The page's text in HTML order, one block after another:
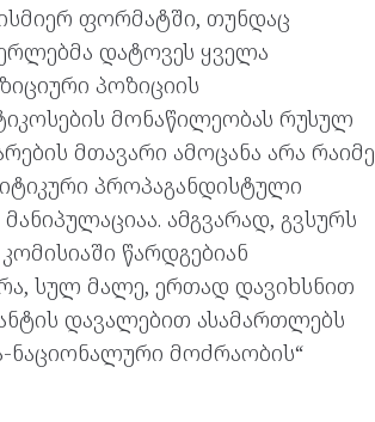
ფორმატში, თუნდაც
დატოვეს ყველა
პოზიციის
მონაწილეობას რუსულ
მთავარი ამოცანა არა რაიმე
პროპაგანდისტული
ამგვარად, გვსურს
წარდგებიან
სულ მალე, ერთად დავიხსნით
დავალებით ასამართლებს
ნაციონალური მოძრაობის“